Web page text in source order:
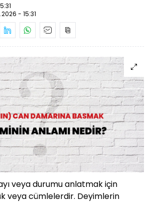
- 15:31
veya durumu anlatmak için
veya cümlelerdir. Deyimlerin